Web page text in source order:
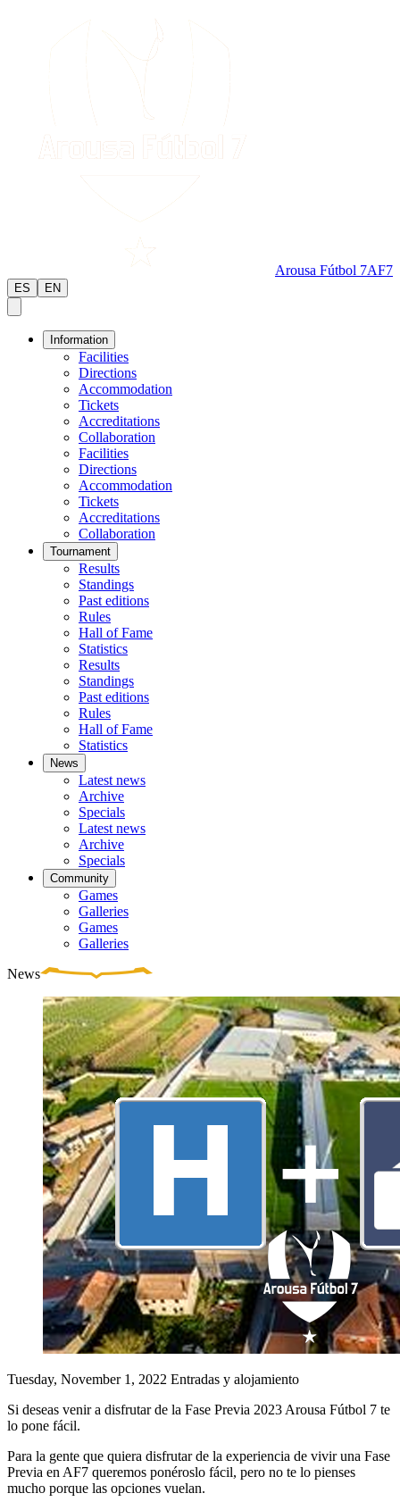
Arousa Fútbol 7AF7
ES EN
Information
Facilities
Directions
Accommodation
Tickets
Accreditations
Collaboration
Facilities
Directions
Accommodation
Tickets
Accreditations
Collaboration
Tournament
Results
Standings
Past editions
Rules
Hall of Fame
Statistics
Results
Standings
Past editions
Rules
Hall of Fame
Statistics
News
Latest news
Archive
Specials
Latest news
Archive
Specials
Community
Games
Galleries
Games
Galleries
News
Tuesday, November 1, 2022 Entradas y alojamiento
Si deseas venir a disfrutar de la Fase Previa 2023 Arousa Fútbol 7 te
lo pone fácil.
Para la gente que quiera disfrutar de la experiencia de vivir una Fase
Previa en AF7 queremos ponéroslo fácil, pero no te lo pienses
mucho porque las opciones vuelan.